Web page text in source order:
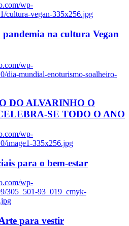
wp-
cultura-vegan-335x256.jpg
pandemia na cultura Vegan
wp-
dia-mundial-enoturismo-soalheiro-
DO ALVARINHO O
SE TODO O ANO
wp-
image1-335x256.jpg
para o bem-estar
wp-
305_501-93_019_cmyk-
para vestir